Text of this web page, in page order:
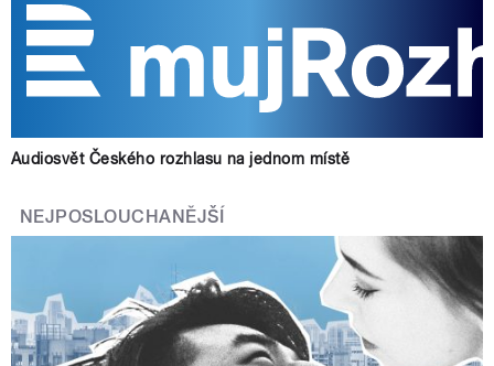
Audiosvět Českého rozhlasu na jednom místě
NEJPOSLOUCHANĚJŠÍ